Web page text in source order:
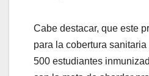
Cabe destacar, que este
para la cobertura sanitaria
500 estudiantes